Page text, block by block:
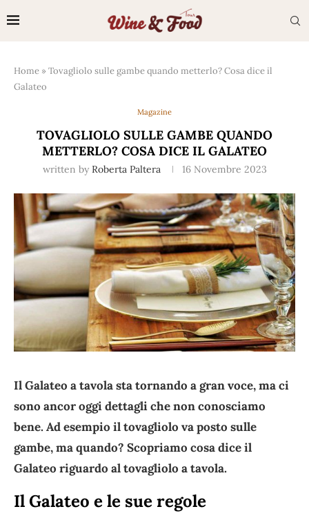
Home »Tovagliolo sulle gambe quando metterlo? Cosa dice il
Galateo
Magazine
TOVAGLIOLO SULLE GAMBE QUANDO
METTERLO? COSA DICE IL GALATEO
written by Roberta Paltera 16 Novembre 2023
Il Galateo a tavola sta tornando a gran voce, ma ci
sono ancor oggi dettagli che non conosciamo
bene. Ad esempio il tovagliolo va posto sulle
gambe, ma quando? Scopriamo cosa dice il
Galateo riguardo al tovagliolo a tavola.
Il Galateo e le sue regole